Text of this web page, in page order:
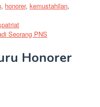
, honorer, kemustahilan,
Seorang PNS
Honorer